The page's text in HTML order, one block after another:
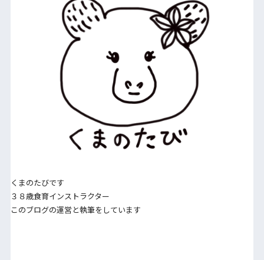
くまのたびです
３８歳食育インストラクター
このブログの運営と執筆をしています